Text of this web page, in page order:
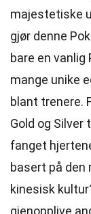
majestetiske
gjør denne
bare en vanlig
mange unike
blant trenere.
Gold og Silver
fanget
basert på den
kinesisk
gjenopplive